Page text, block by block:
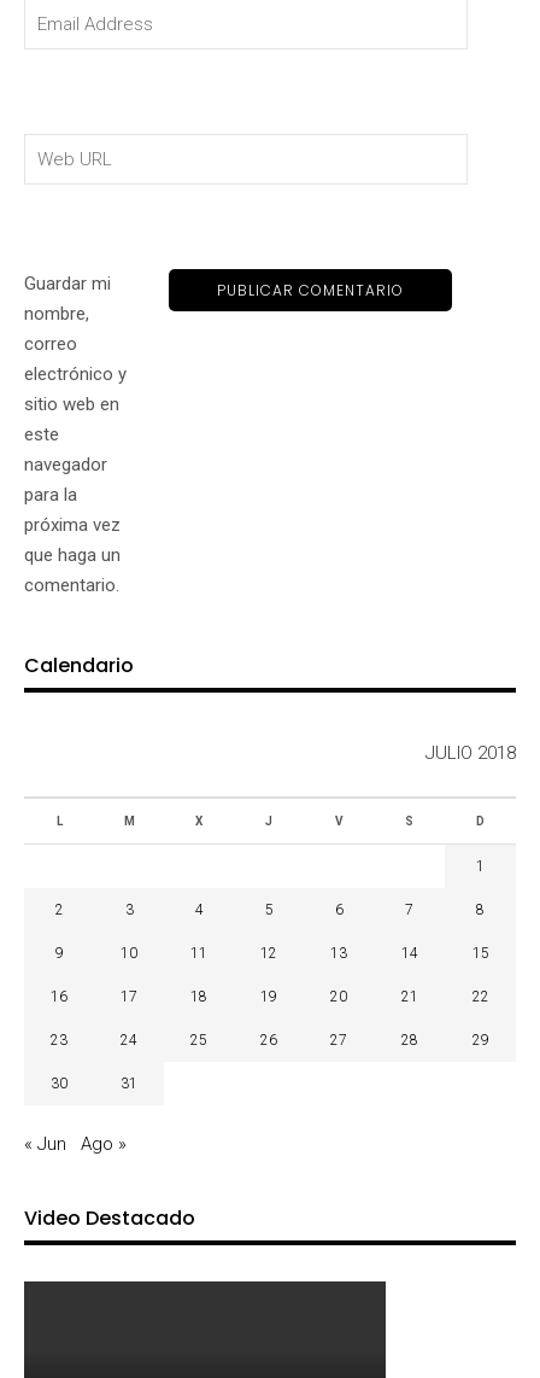
Guardar mi
nombre,
correo
electrónico y
sitio web en
este
navegador
para la
próxima vez
que haga un
comentario.
Calendario
JULIO 2018
L M X J V S D
1
2 3 4 5 6 7 8
9 10 11 12 13 14 15
16 17 18 19 20 21 22
23 24 25 26 27 28 29
30 31
« Jun Ago »
Video Destacado